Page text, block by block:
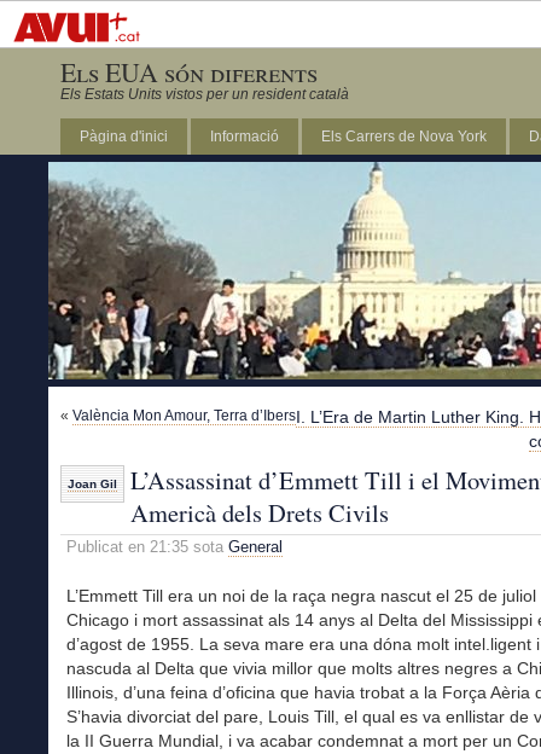
Els EUA són diferents
Els Estats Units vistos per un resident català
Pàgina d'inici Informació Els Carrers de Nova York
« València Mon Amour, Terra d’IbersI. L’Era de Martin Luther King.
Joan Gil
L’Assassinat d’Emmett Till i el
Americà dels Drets Civils
Publicat en 21:35 sota General
L’Emmett Till era un noi de la raça negra nascut el 25 de
Chicago i mort assassinat als 14 anys al Delta del Mississippi
d’agost de 1955. La seva mare era una dóna molt intel.ligent
nascuda al Delta que vivia millor que molts altres negres a
Illinois, d’una feina d’oficina que havia trobat a la Força Aèria
S’havia divorciat del pare, Louis Till, el qual es va enllistar de
la II Guerra Mundial, i va acabar condemnat a mort per un